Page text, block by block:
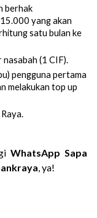
berhak
yang akan
satu bulan ke
nasabah (1 CIF).
pengguna pertama
melakukan top up
WhatsApp Sapa
, ya!